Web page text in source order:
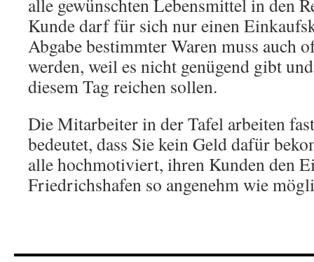
alle gewünschten Lebensmittel in den
Kunde darf für sich nur einen
Abgabe bestimmter Waren muss auch
werden, weil es nicht genügend gibt
diesem Tag reichen sollen.
Die Mitarbeiter in der Tafel arbeiten
bedeutet, dass Sie kein Geld dafür
alle hochmotiviert, ihren Kunden den
Friedrichshafen so angenehm wie